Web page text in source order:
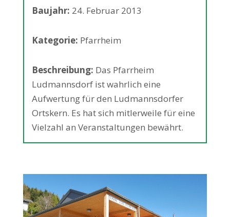
Baujahr: 24. Februar 2013
Kategorie: Pfarrheim
Beschreibung: Das Pfarrheim
Ludmannsdorf ist wahrlich eine
Aufwertung für den Ludmannsdorfer
Ortskern. Es hat sich mitlerweile für eine
Vielzahl an Veranstaltungen bewährt.